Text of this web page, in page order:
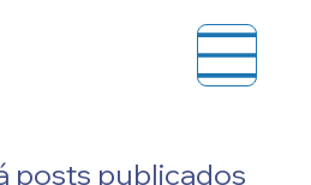
posts publicados